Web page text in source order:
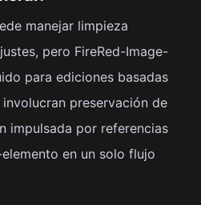
manejar limpieza
pero FireRed-Image-
para ediciones basadas
preservación de
impulsada por referencias
en un solo flujo